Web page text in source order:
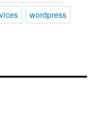
wordpress